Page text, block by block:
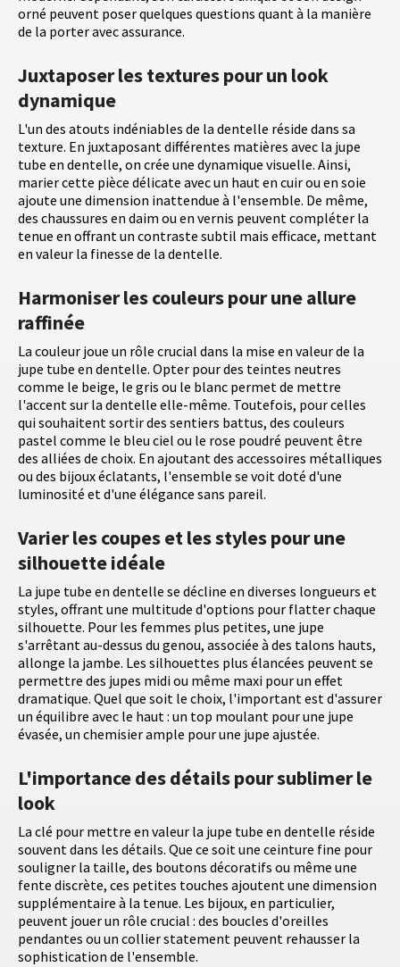
orné peuvent poser quelques questions quant à la manière
de la porter avec assurance.
Juxtaposer les textures pour un look
dynamique
L'un des atouts indéniables de la dentelle réside dans sa
texture. En juxtaposant différentes matières avec la jupe
tube en dentelle, on crée une dynamique visuelle. Ainsi,
marier cette pièce délicate avec un haut en cuir ou en soie
ajoute une dimension inattendue à l'ensemble. De même,
des chaussures en daim ou en vernis peuvent compléter la
tenue en offrant un contraste subtil mais efficace, mettant
en valeur la finesse de la dentelle.
Harmoniser les couleurs pour une allure
raffinée
La couleur joue un rôle crucial dans la mise en valeur de la
jupe tube en dentelle. Opter pour des teintes neutres
comme le beige, le gris ou le blanc permet de mettre
l'accent sur la dentelle elle-même. Toutefois, pour celles
qui souhaitent sortir des sentiers battus, des couleurs
pastel comme le bleu ciel ou le rose poudré peuvent être
des alliées de choix. En ajoutant des accessoires métalliques
ou des bijoux éclatants, l'ensemble se voit doté d'une
luminosité et d'une élégance sans pareil.
Varier les coupes et les styles pour une
silhouette idéale
La jupe tube en dentelle se décline en diverses longueurs et
styles, offrant une multitude d'options pour flatter chaque
silhouette. Pour les femmes plus petites, une jupe
s'arrêtant au-dessus du genou, associée à des talons hauts,
allonge la jambe. Les silhouettes plus élancées peuvent se
permettre des jupes midi ou même maxi pour un effet
dramatique. Quel que soit le choix, l'important est d'assurer
un équilibre avec le haut : un top moulant pour une jupe
évasée, un chemisier ample pour une jupe ajustée.
L'importance des détails pour sublimer le
look
La clé pour mettre en valeur la jupe tube en dentelle réside
souvent dans les détails. Que ce soit une ceinture fine pour
souligner la taille, des boutons décoratifs ou même une
fente discrète, ces petites touches ajoutent une dimension
supplémentaire à la tenue. Les bijoux, en particulier,
peuvent jouer un rôle crucial : des boucles d'oreilles
pendantes ou un collier statement peuvent rehausser la
sophistication de l'ensemble.